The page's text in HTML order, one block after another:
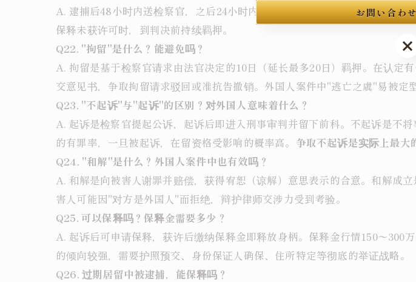
A. 逮捕后48小时内送检察官，之后24小时内判断是否申请拘留，拘留决定后
保释未获许可时，到判决前持续羁押。
Q22. "拘留"是什么？能避免吗？
A. 拘留是基于检察官请求由法官决定的10日（延长最多20日）羁押。在认定
交意见书，争取拘留请求驳回或准抗告撤销。外国人案件中"逃亡之虞"易被定
Q23. "不起诉"与"起诉"的区别？对外国人意味着什么？
A. 起诉是检察官提起公诉，起诉后即进入刑事审判并留下前科。不起诉是不
的有罪率，一旦被起诉，在留资格受影响的概率高。 争取不起诉是实际上最大
Q24. "和解"是什么？外国人案件中也有效吗？
A. 和解是向被害人谢罪并赔偿，获得宥恕（谅解）意思表示的合意。和解成
害人可能因"对方是外国人"而拒绝，辩护律师交涉力受到考验。
Q25. 可以保释吗？保释金需要多少？
A. 起诉后可申请保释，获许后缴纳保释金即释放身柄。保释金行情150〜
的倾向较强，需要护照预交、身份保证人确保、住所特定等彻底的举证战略。
Q26. 过期居留中被逮捕，能保释吗？
お問い合わ
お問い合わ